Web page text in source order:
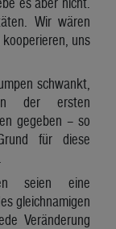
Wir wären
uns
schwankt,
In der ersten
gegeben – so
für diese
seien eine
gleichnamigen
Veränderung